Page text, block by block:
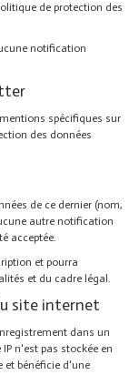
de protection des
notification
spécifiques sur
des données
de ce dernier (nom,
autre notification
acceptée.
et pourra
et du cadre légal.
site internet
dans un
n'est pas stockée en
et bénéficie d'une